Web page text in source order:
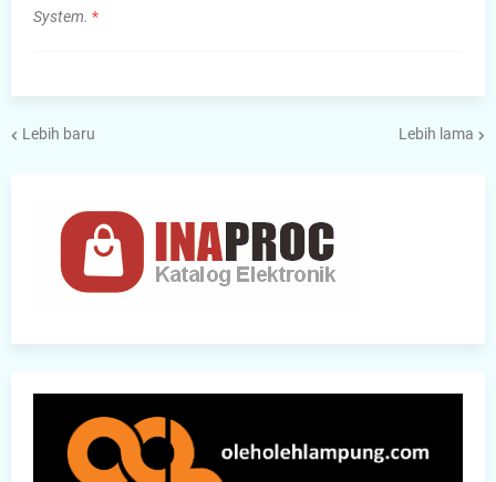
System. *
Lebih baru Lebih lama